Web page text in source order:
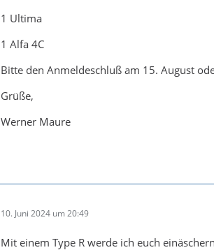
1 Ultima
1 Alfa 4C
Bitte den Anmeldeschluß am 15. August
Grüße,
Werner Maure
10. Juni 2024 um 20:49
Mit einem Type R werde ich euch einäschern